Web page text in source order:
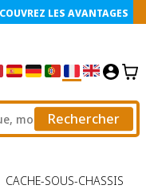
LES AVANTAGES
Rechercher
CACHE-SOUS-CHASSIS